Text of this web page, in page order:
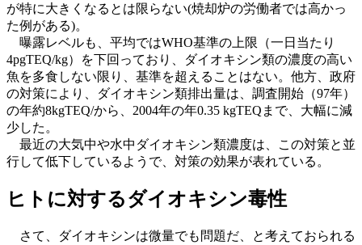
が特に大きくなるとは限らない(焼却炉の労働者では高かっ
た例がある)。
曝露レベルも、平均ではWHO基準の上限（一日当たり
4pgTEQ/kg）を下回っており、ダイオキシン類の濃度の高い
魚を多食しない限り、基準を超えることはない。他方、政府
の対策により、ダイオキシン類排出量は、調査開始（97年）
の年約8kgTEQ/から、2004年の年0.35 kgTEQまで、大幅に減
少した。
最近の大気中や水中ダイオキシン類濃度は、この対策と並
行して低下しているようで、対策の効果が表れている。
ヒトに対するダイオキシン毒性
さて、ダイオキシンは微量でも問題だ、と考えておられる